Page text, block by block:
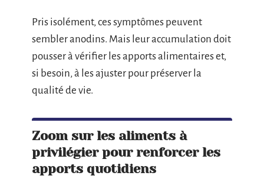
Pris isolément, ces symptômes peuvent
sembler anodins. Mais leur accumulation doit
pousser à vérifier les apports alimentaires et,
si besoin, à les ajuster pour préserver la
qualité de vie.
Zoom sur les aliments à
privilégier pour renforcer les
apports quotidiens